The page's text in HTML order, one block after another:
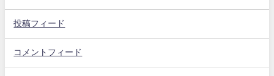
投稿フィード
コメントフィード